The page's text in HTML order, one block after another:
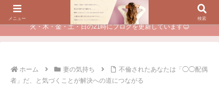
夫に不倫されたつらい経験が、あなたのチャンスに変わるカウンセリング
火・木・金・土・日の21時にブログを更新しています😊
ホーム 妻の気持ち
不倫されたあなたは「◯◯配偶
者」だ、と気づくことが解決への道につながる
メニュー 検索